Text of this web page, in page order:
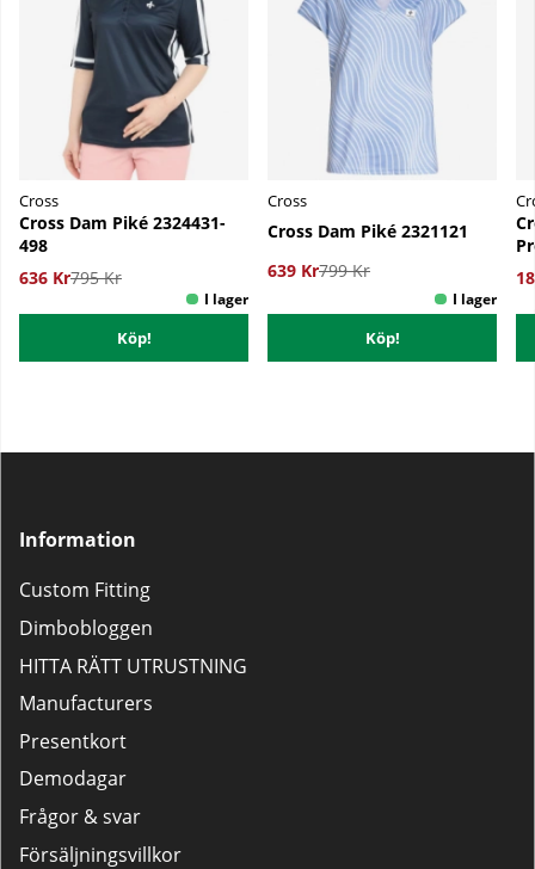
Cross
Cross Dam Piké 2324431-
498
636 Kr795 Kr
Köp!
Cross
Cross Dam Piké 2321121
639 Kr799 Kr
Köp!
Information
Custom Fitting
Dimbobloggen
HITTA RÄTT UTRUSTNING
Manufacturers
Presentkort
Demodagar
Frågor & svar
Försäljningsvillkor